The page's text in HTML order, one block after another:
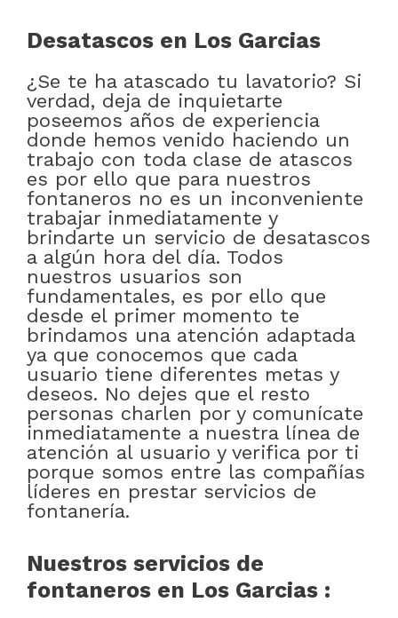
Desatascos en Los Garcias
¿Se te ha atascado tu lavatorio? Si
verdad, deja de inquietarte
poseemos años de experiencia
donde hemos venido haciendo un
trabajo con toda clase de atascos
es por ello que para nuestros
fontaneros no es un inconveniente
trabajar inmediatamente y
brindarte un servicio de desatascos
a algún hora del día. Todos
nuestros usuarios son
fundamentales, es por ello que
desde el primer momento te
brindamos una atención adaptada
ya que conocemos que cada
usuario tiene diferentes metas y
deseos. No dejes que el resto
personas charlen por y comunícate
inmediatamente a nuestra línea de
atención al usuario y verifica por ti
porque somos entre las compañías
líderes en prestar servicios de
fontanería.
Nuestros servicios de
fontaneros en Los Garcias :